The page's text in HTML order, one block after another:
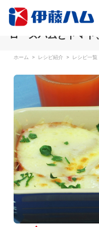
ロースハムとトマ
ホーム > レシピ紹介 > レシピ一覧